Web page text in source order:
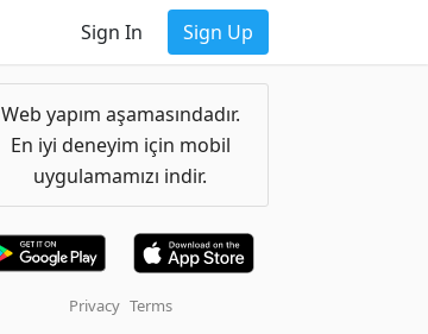
Sign In Sign Up
Web yapım aşamasındadır.
En iyi deneyim için mobil
uygulamamızı indir.
Privacy Terms